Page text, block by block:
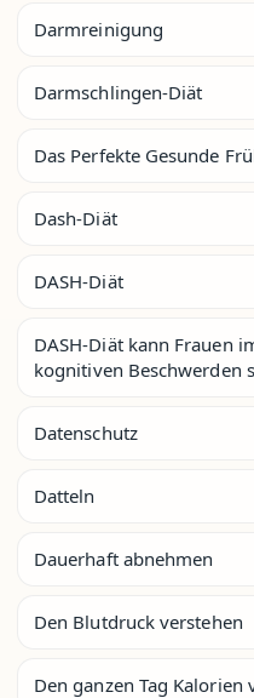
Darmreinigung
Darmschlingen-Diät
Das Perfekte Gesunde
Dash-Diät
DASH-Diät
DASH-Diät kann Frauen
kognitiven Beschwerden
Datenschutz
Datteln
Dauerhaft abnehmen
Den Blutdruck verstehen
Den ganzen Tag